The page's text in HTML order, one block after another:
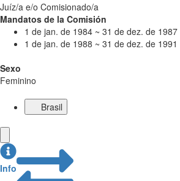
Juíz/a e/o Comisionado/a
Mandatos de la Comisión
1 de jan. de 1984 ~ 31 de dez. de 1987
1 de jan. de 1988 ~ 31 de dez. de 1991
Sexo
Feminino
Brasil
Info